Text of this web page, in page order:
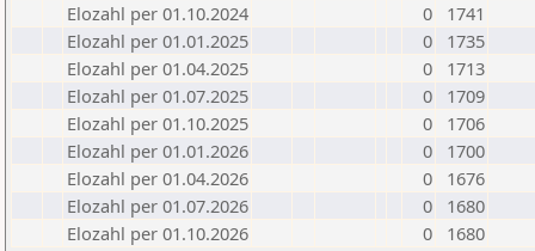
Elozahl per 01.10.2024
0
1741
Elozahl per 01.01.2025
0
1735
Elozahl per 01.04.2025
0
1713
Elozahl per 01.07.2025
0
1709
Elozahl per 01.10.2025
0
1706
Elozahl per 01.01.2026
0
1700
Elozahl per 01.04.2026
0
1676
Elozahl per 01.07.2026
0
1680
Elozahl per 01.10.2026
0 1680